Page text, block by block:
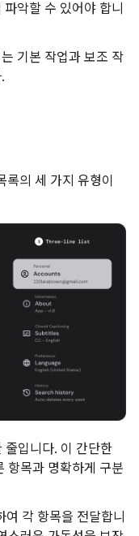
악할 수 있어야 합니
기본 작업과 보조 작
의 세 가지 유형이
줄입니다. 이 간단한
항목과 명확하게 구분
각 항목을 전달합니